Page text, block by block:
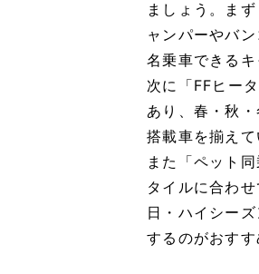
ましょう。ま
ャンパーやバ
名乗車できるキ
次に「FFヒー
あり、春・秋
搭載車を揃え
また「ペット
タイルに合わ
日・ハイシー
するのがおすす